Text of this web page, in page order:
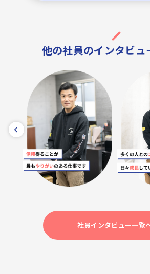
他の社員のインタビュ
社員インタビュー一覧